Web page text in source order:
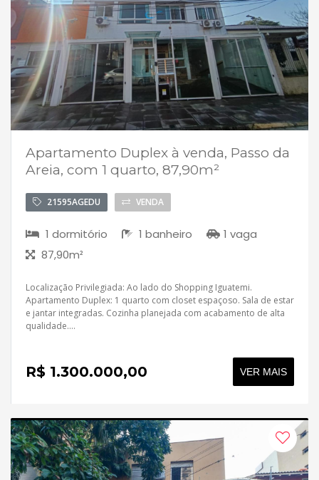
Apartamento Duplex à venda, Passo da
Areia, com 1 quarto, 87,90m²
21595AGEDU VENDA
1 dormitório 1 banheiro
1 vaga
87,90m²
Localização Privilegiada: Ao lado do Shopping Iguatemi.
Apartamento Duplex: 1 quarto com closet espaçoso. Sala de estar
e jantar integradas. Cozinha planejada com acabamento de alta
qualidade....
R$ 1.300.000,00 VER MAIS